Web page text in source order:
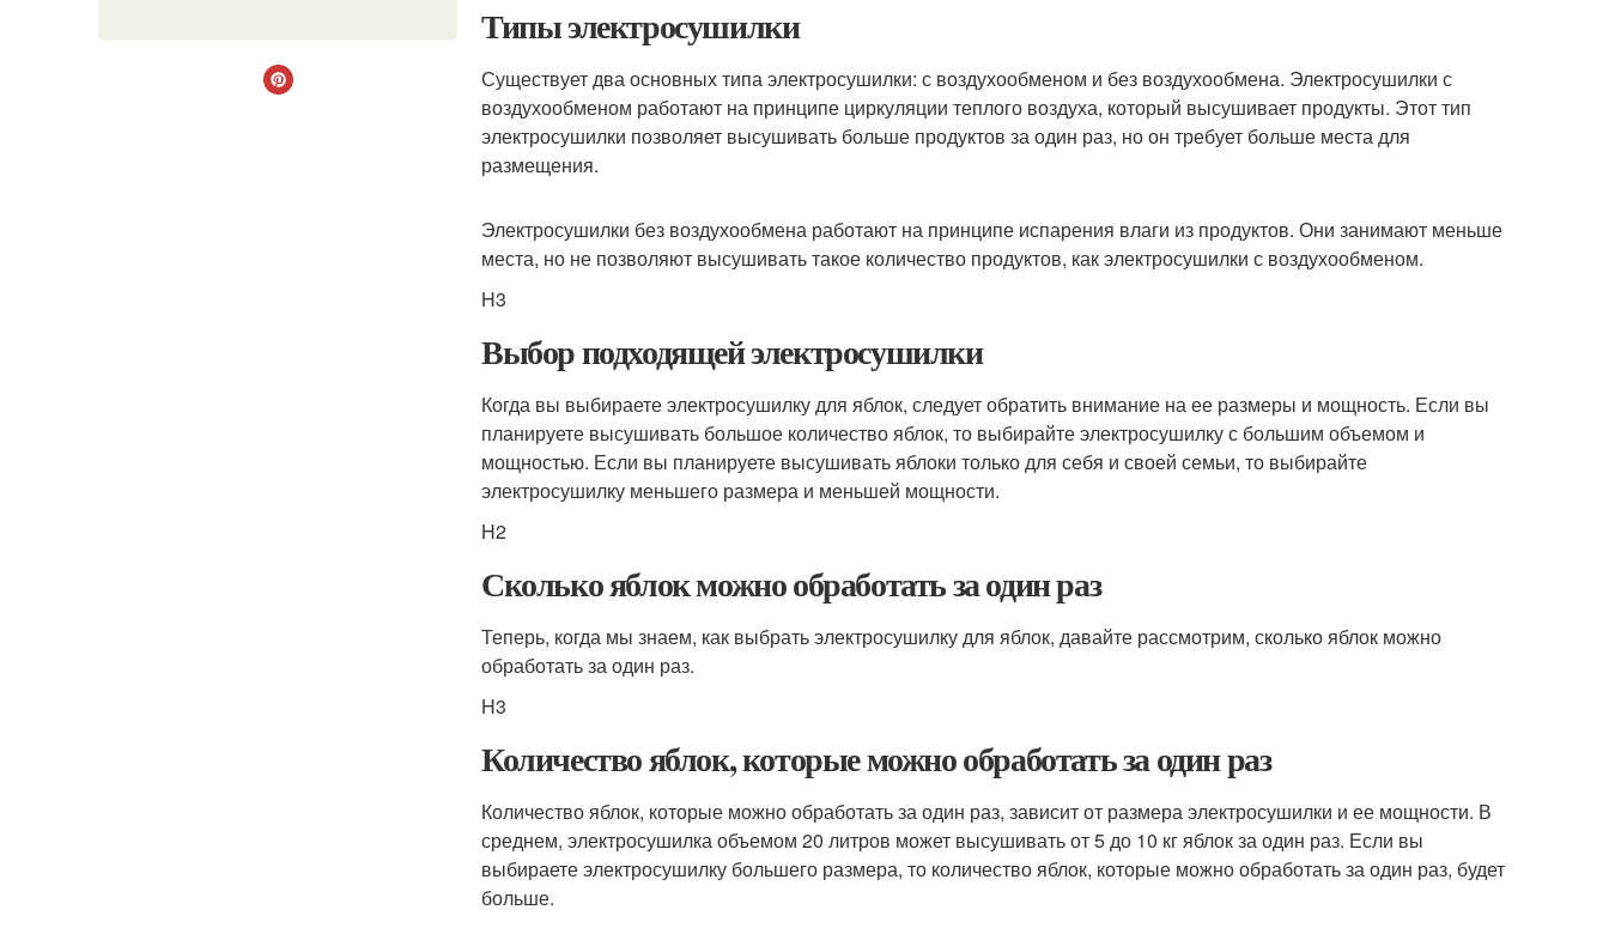
Типы электросушилки
Существует два основных типа электросушилки: с воздухообменом и без воздухообмена. Электросушилки с
воздухообменом работают на принципе циркуляции теплого воздуха, который высушивает продукты. Этот тип
электросушилки позволяет высушивать больше продуктов за один раз, но он требует больше места для
размещения.
Электросушилки без воздухообмена работают на принципе испарения влаги из продуктов. Они занимают меньше
места, но не позволяют высушивать такое количество продуктов, как электросушилки с воздухообменом.
H3
Выбор подходящей электросушилки
Когда вы выбираете электросушилку для яблок, следует обратить внимание на ее размеры и мощность. Если вы
планируете высушивать большое количество яблок, то выбирайте электросушилку с большим объемом и
мощностью. Если вы планируете высушивать яблоки только для себя и своей семьи, то выбирайте
электросушилку меньшего размера и меньшей мощности.
H2
Сколько яблок можно обработать за один раз
Теперь, когда мы знаем, как выбрать электросушилку для яблок, давайте рассмотрим, сколько яблок можно
обработать за один раз.
H3
Количество яблок, которые можно обработать за один раз
Количество яблок, которые можно обработать за один раз, зависит от размера электросушилки и ее мощности. В
среднем, электросушилка объемом 20 литров может высушивать от 5 до 10 кг яблок за один раз. Если вы
выбираете электросушилку большего размера, то количество яблок, которые можно обработать за один раз, будет
больше.